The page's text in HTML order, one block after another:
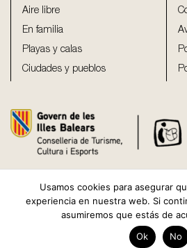
Aire libre
En familia
Playas y calas
Ciudades y pueblos
Copyright 2026 ©
Usamos cookies para asegurar
experiencia en nuestra web. Si
asumiremos que estás de
Ok
No